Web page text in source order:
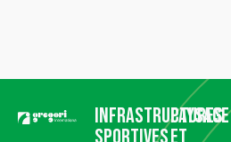
Infrastructures
Paysage